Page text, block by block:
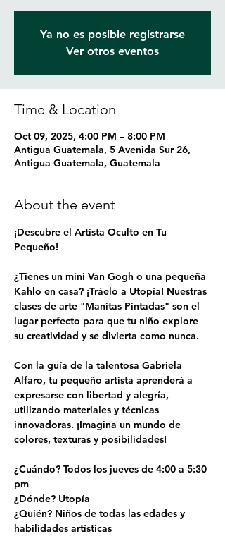
Ya no es posible registrarse
Ver otros eventos
Time & Location
Oct 09, 2025, 4:00 PM – 8:00 PM
Antigua Guatemala, 5 Avenida Sur 26,
Antigua Guatemala, Guatemala
About the event
¡Descubre el Artista Oculto en Tu
Pequeño!
¿Tienes un mini Van Gogh o una pequeña
Kahlo en casa? ¡Tráelo a Utopía! Nuestras
clases de arte "Manitas Pintadas" son el
lugar perfecto para que tu niño explore
su creatividad y se divierta como nunca.
Con la guía de la talentosa Gabriela
Alfaro, tu pequeño artista aprenderá a
expresarse con libertad y alegría,
utilizando materiales y técnicas
innovadoras. ¡Imagina un mundo de
colores, texturas y posibilidades!
¿Cuándo? Todos los jueves de 4:00 a 5:30
pm
¿Dónde? Utopía
¿Quién? Niños de todas las edades y
habilidades artísticas